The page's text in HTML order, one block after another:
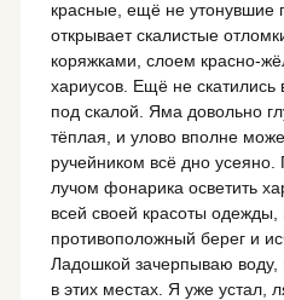
красные, ещё не утонувшие
открывает скалистые
коряжками, слоем красно-
хариусов. Ещё не скатились
под скалой. Яма довольно
тёплая, и улово вполне
ручейником всё дно
лучом фонарика осветить
всей своей красоты одежды,
противоположный берег и
Ладошкой зачерпываю воду,
в этих местах. Я уже устал,